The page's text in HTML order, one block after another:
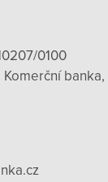
0100
banka,